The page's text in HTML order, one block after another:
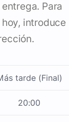
Para
introduce
tarde (Final)
20:00